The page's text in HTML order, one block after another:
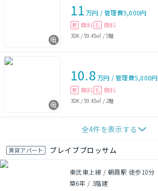
11 万円 /管理費5,000円
敷 無料 礼 無料
3DK /59.45㎡ /5階
10.8万円 /管理費5,000円
敷 無料 礼 無料
3DK /59.45㎡ / 2階
全4件を表示する
賃貸アパート ブレイブブロッサム
東武東上線 / 朝霞駅 徒歩10分
築6年 / 3階建